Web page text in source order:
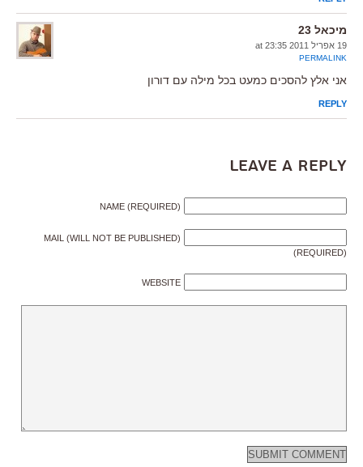
מיכאל 23
19 אפריל 2011 at 23:35
PERMALINK
אני אלץ להסכים כמעט בכל מילה עם דורון
REPLY
Leave a Reply
NAME (REQUIRED)
MAIL (WILL NOT BE PUBLISHED)
(REQUIRED)
WEBSITE